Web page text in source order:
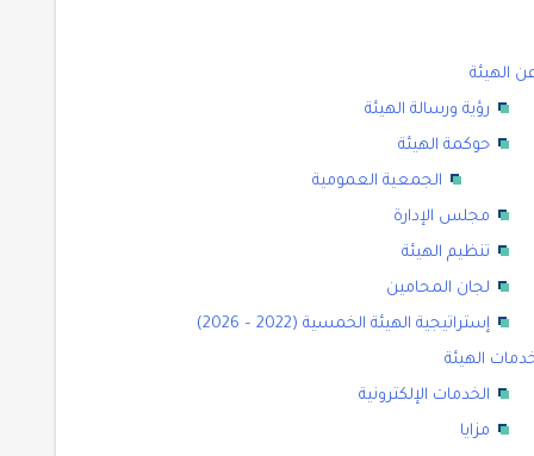
الهيئة
رؤية ورسالة الهيئة
حوكمة الهيئة
الجمعية العمومية
مجلس الإدارة
تنظيم الهيئة
لجان المحامين
إستراتيجية الهيئة الخمسية (2022 – 2026)
الهيئة
الخدمات الإلكترونية
مزايا